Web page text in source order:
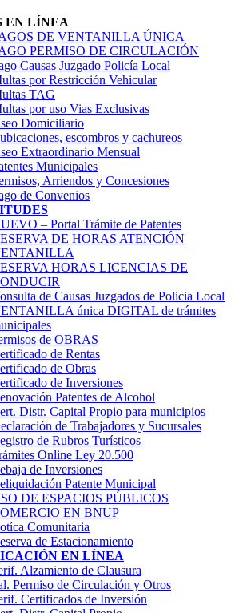
EN LÍNEA
DE VENTANILLA ÚNICA
PERMISO DE CIRCULACIÓN
Causas Juzgado Policía Local
por Restricción Vehicular
TAG
por uso Vias Exclusivas
Domiciliario
escombros y cachureos
Extraordinario Mensual
Municipales
Arriendos y Concesiones
de Convenios
– Portal Trámite de Patentes
DE HORAS ATENCIÓN
HORAS LICENCIAS DE
de Causas Juzgados de Policia Local
única DIGITAL de trámites
de OBRAS
de Rentas
de Obras
de Inversiones
Patentes de Alcohol
Distr. Capital Propio para municipios
de Trabajadores y Sucursales
de Rubros Turí­sticos
Online Ley 20.500
de Inversiones
Patente Municipal
DE ESPACIOS PÚBLICOS
EN BNUP
Comunitaria
de Estacionamiento
EN LÍNEA
Alzamiento de Clausura
Permiso de Circulación y Otros
Certificados de Inversión